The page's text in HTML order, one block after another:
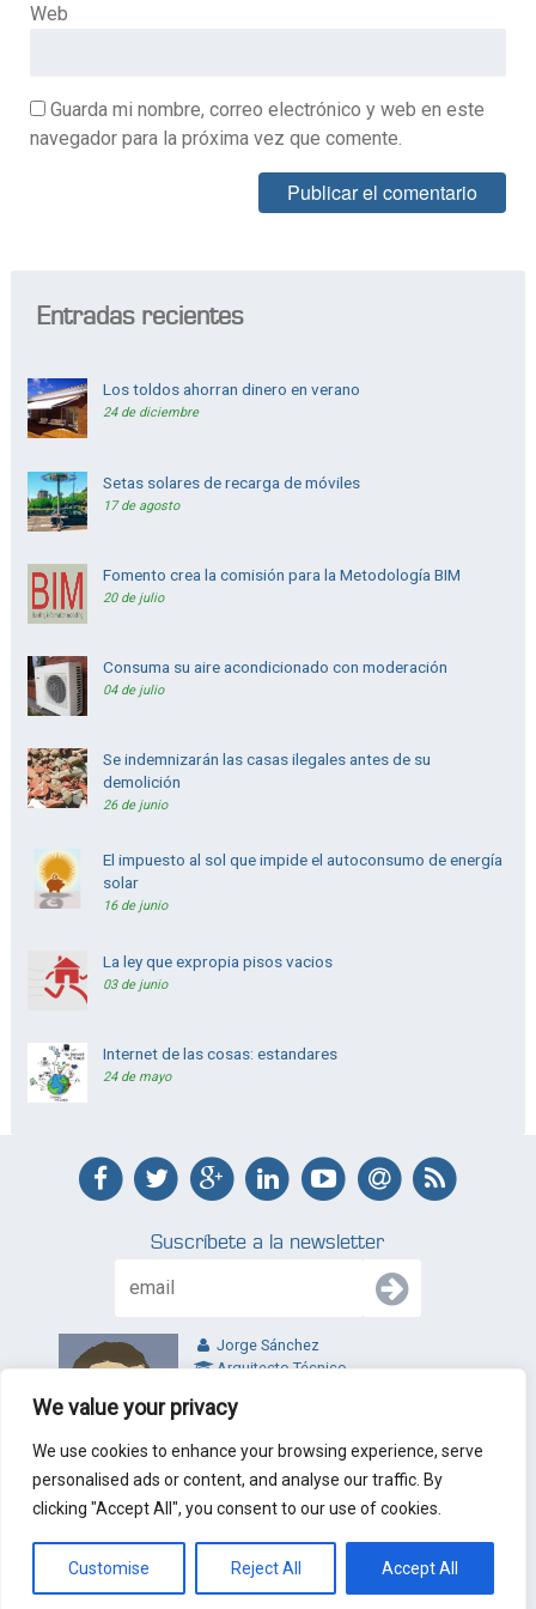
We value your privacy
We use cookies to enhance your browsing experience, serve
personalised ads or content, and analyse our traffic. By
clicking "Accept All", you consent to our use of cookies.
Customise Reject All Accept All
Web
Guarda mi nombre, correo electrónico y web en este
navegador para la próxima vez que comente.
Entradas recientes
Los toldos ahorran dinero en verano
24 de diciembre
Setas solares de recarga de móviles
17 de agosto
Fomento crea la comisión para la Metodología BIM
20 de julio
Consuma su aire acondicionado con moderación
04 de julio
Se indemnizarán las casas ilegales antes de su
demolición
26 de junio
El impuesto al sol que impide el autoconsumo de energía
solar
16 de junio
La ley que expropia pisos vacios
03 de junio
Internet de las cosas: estandares
24 de mayo
Suscríbete a la newsletter
Jorge Sánchez
Arquitecto Técnico
Valladolid - España
© 2010 - 2026 J&L Arquitectos Técnicos. Todos los derechos
reservados.Nota Legal|Politica de privacidad|Condiciones de
contratación|Mapa del web
Diseño y desarrollo web:Xferica